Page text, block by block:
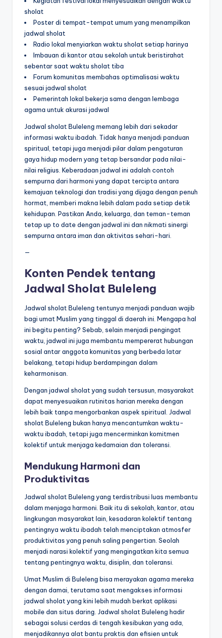
sholat
Poster di tempat-tempat umum yang menampilkan
jadwal sholat
Radio lokal menyiarkan waktu sholat setiap harinya
Imbauan di kantor atau sekolah untuk beristirahat
sebentar saat waktu sholat tiba
Forum komunitas membahas optimalisasi waktu
sesuai jadwal sholat
Pemerintah lokal bekerja sama dengan lembaga
agama untuk akurasi jadwal
Jadwal sholat Buleleng memang lebih dari sekadar
informasi waktu ibadah. Tidak hanya menjadi panduan
spiritual, tetapi juga menjadi pilar dalam pengaturan
gaya hidup modern yang tetap bersandar pada nilai-
nilai religius. Keberadaan jadwal ini adalah contoh
sempurna dari harmoni yang dapat tercipta antara
kemajuan teknologi dan tradisi yang dijaga dengan penuh
hormat, memberi makna lebih dalam pada setiap detik
kehidupan. Pastikan Anda, keluarga, dan teman-teman
tetap up to date dengan jadwal ini dan nikmati sinergi
sempurna antara iman dan aktivitas sehari-hari.
—
Konten Pendek tentang
Jadwal Sholat Buleleng
Jadwal sholat Buleleng tentunya menjadi panduan wajib
bagi umat Muslim yang tinggal di daerah ini. Mengapa hal
ini begitu penting? Sebab, selain menjadi pengingat
waktu, jadwal ini juga membantu mempererat hubungan
sosial antar anggota komunitas yang berbeda latar
belakang, tetapi hidup berdampingan dalam
keharmonisan.
Dengan jadwal sholat yang sudah tersusun, masyarakat
dapat menyesuaikan rutinitas harian mereka dengan
lebih baik tanpa mengorbankan aspek spiritual. Jadwal
sholat Buleleng bukan hanya mencantumkan waktu-
waktu ibadah, tetapi juga mencerminkan komitmen
kolektif untuk menjaga kedamaian dan toleransi.
Mendukung Harmoni dan
Produktivitas
Jadwal sholat Buleleng yang terdistribusi luas membantu
dalam menjaga harmoni. Baik itu di sekolah, kantor, atau
lingkungan masyarakat lain, kesadaran kolektif tentang
pentingnya waktu ibadah telah menciptakan atmosfer
produktivitas yang penuh saling pengertian. Seolah
menjadi narasi kolektif yang mengingatkan kita semua
tentang pentingnya waktu, disiplin, dan toleransi.
Umat Muslim di Buleleng bisa merayakan agama mereka
dengan damai, terutama saat mengakses informasi
jadwal sholat yang kini lebih mudah berkat aplikasi
mobile dan situs daring. Jadwal sholat Buleleng hadir
sebagai solusi cerdas di tengah kesibukan yang ada,
menjadikannya alat bantu praktis dan efisien untuk